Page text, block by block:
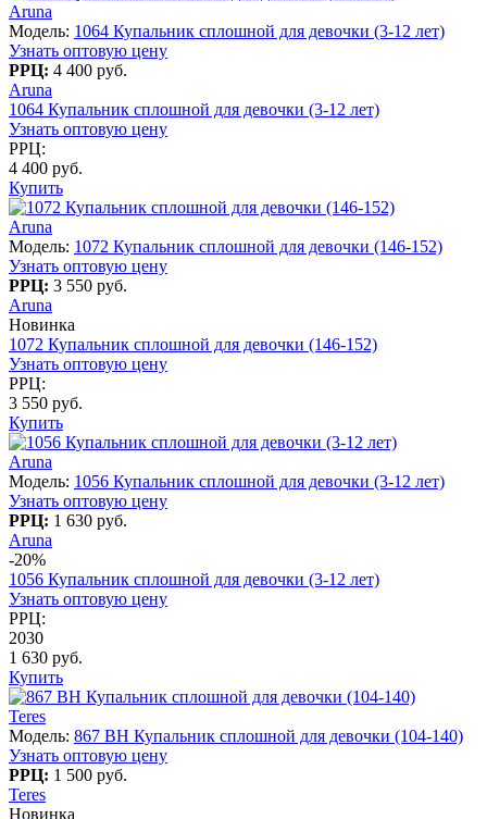
Aruna
Модель: 1064 Купальник сплошной для девочки (3-12 лет)
Узнать оптовую цену
РРЦ: 4 400 руб.
Aruna
1064 Купальник сплошной для девочки (3-12 лет)
Узнать оптовую цену
РРЦ:
4 400 руб.
Купить
Aruna
Модель: 1072 Купальник сплошной для девочки (146-152)
Узнать оптовую цену
РРЦ: 3 550 руб.
Aruna
Новинка
1072 Купальник сплошной для девочки (146-152)
Узнать оптовую цену
РРЦ:
3 550 руб.
Купить
Aruna
Модель: 1056 Купальник сплошной для девочки (3-12 лет)
Узнать оптовую цену
РРЦ: 1 630 руб.
Aruna
-20%
1056 Купальник сплошной для девочки (3-12 лет)
Узнать оптовую цену
РРЦ:
2030
1 630 руб.
Купить
Teres
Модель: 867 BH Купальник сплошной для девочки (104-140)
Узнать оптовую цену
РРЦ: 1 500 руб.
Teres
Новинка